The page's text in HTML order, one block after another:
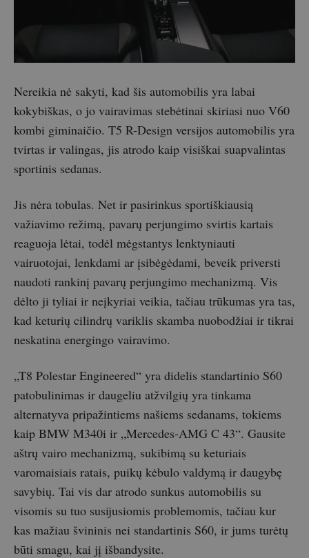
Nereikia nė sakyti, kad šis automobilis yra labai
kokybiškas, o jo vairavimas stebėtinai skiriasi nuo V60
kombi giminaičio. T5 R-Design versijos automobilis yra
tvirtas ir valingas, jis atrodo kaip visiškai suapvalintas
sportinis sedanas.
Jis nėra tobulas. Net ir pasirinkus sportiškiausią
važiavimo režimą, pavarų perjungimo svirtis kartais
reaguoja lėtai, todėl mėgstantys lenktyniauti
vairuotojai, lenkdami ar įsibėgėdami, beveik priversti
naudoti rankinį pavarų perjungimo mechanizmą. Vis
dėlto ji tyliai ir neįkyriai veikia, tačiau trūkumas yra tas,
kad keturių cilindrų variklis skamba nuobodžiai ir tikrai
neskatina energingo vairavimo.
„T8 Polestar Engineered“ yra didelis standartinio S60
patobulinimas ir daugeliu atžvilgių yra tinkama
alternatyva pripažintiems našiems sedanams, tokiems
kaip BMW M340i ir „Mercedes-AMG C 43“. Gausite
aštrų vairo mechanizmą, sukibimą su keturiais
varomaisiais ratais, puikų kėbulo valdymą ir daugybę
savybių. Tai vis dar atrodo sunkus automobilis su
visomis su tuo susijusiomis problemomis, tačiau kur
kas mažiau švininis nei standartinis S60, ir jums turėtų
būti smagu, kai jį išbandysite.